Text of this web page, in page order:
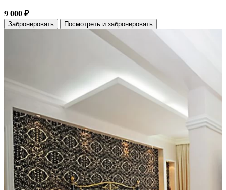
9 000 ₽
Забронировать Посмотреть и забронировать